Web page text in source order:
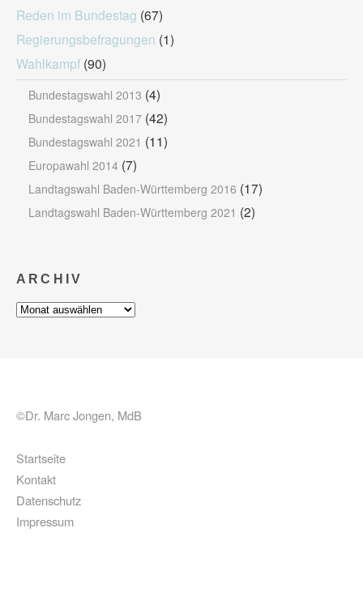
Reden im Bundestag (67)
Regierungsbefragungen (1)
Wahlkampf (90)
Bundestagswahl 2013 (4)
Bundestagswahl 2017 (42)
Bundestagswahl 2021 (11)
Europawahl 2014 (7)
Landtagswahl Baden-Württemberg 2016 (17)
Landtagswahl Baden-Württemberg 2021 (2)
ARCHIV
Archiv
©Dr. Marc Jongen, MdB
Startseite
Kontakt
Datenschutz
Impressum